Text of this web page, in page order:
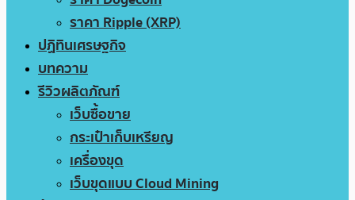
ราคา Ripple (XRP)
ปฏิทินเศรษฐกิจ
บทความ
รีวิวผลิตภัณฑ์
เว็บซื้อขาย
กระเป๋าเก็บเหรียญ
เครื่องขุด
เว็บขุดแบบ Cloud Mining